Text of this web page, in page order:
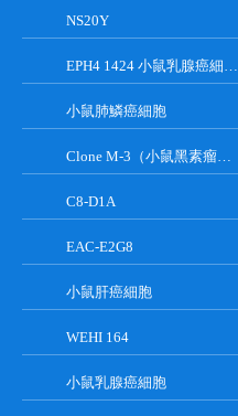
NS20Y
EPH4 1424 小鼠乳腺癌細胞系
小鼠肺鱗癌細胞
Clone M-3（小鼠黑素瘤細胞）
C8-D1A
EAC-E2G8
小鼠肝癌細胞
WEHI 164
小鼠乳腺癌細胞